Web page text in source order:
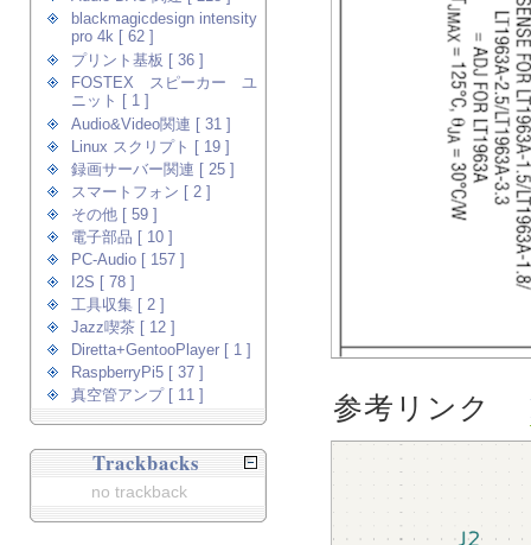
参考リンク
blackmagicdesign intensity
pro 4k [ 62 ]
プリント基板 [ 36 ]
FOSTEX スピーカー ユ
ニット [ 1 ]
Audio&Video関連 [ 31 ]
Linux スクリプト [ 19 ]
録画サーバー関連 [ 25 ]
スマートフォン [ 2 ]
その他 [ 59 ]
電子部品 [ 10 ]
PC-Audio [ 157 ]
I2S [ 78 ]
工具収集 [ 2 ]
Jazz喫茶 [ 12 ]
Diretta+GentooPlayer [ 1 ]
RaspberryPi5 [ 37 ]
真空管アンプ [ 11 ]
Trackbacks
no trackback